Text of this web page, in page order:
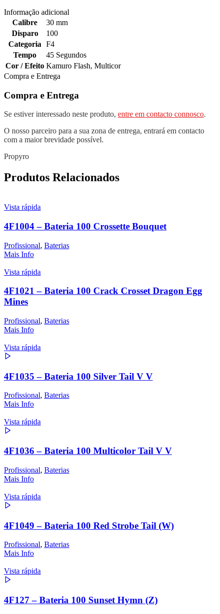
Informação adicional
Calibre
30 mm
Disparo
100
Categoria
F4
Tempo
45 Segundos
Cor / Efeito Kamuro Flash, Multicor
Compra e Entrega
Compra e Entrega
Se estiver interessado neste produto, entre em contacto connosco.
O nosso parceiro para a sua zona de entrega, entrará em contacto
com a maior brevidade possível.
Propyro
Produtos Relacionados
Vista rápida
4F1004 – Bateria 100 Crossette Bouquet
Profissional, Baterias
Mais Info
Vista rápida
4F1021 – Bateria 100 Crack Crosset Dragon Egg
Mines
Profissional, Baterias
Mais Info
Vista rápida
4F1035 – Bateria 100 Silver Tail V V
Profissional, Baterias
Mais Info
Vista rápida
4F1036 – Bateria 100 Multicolor Tail V V
Profissional, Baterias
Mais Info
Vista rápida
4F1049 – Bateria 100 Red Strobe Tail (W)
Profissional, Baterias
Mais Info
Vista rápida
4F127 – Bateria 100 Sunset Hymn (Z)